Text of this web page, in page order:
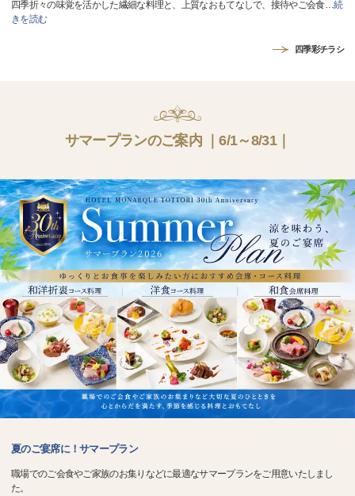
四季折々の味覚を活かした繊細な料理と、上質なおもてなしで、接待やご会食…続
きを読む
四季彩チラシ
サマープランのご案内 ｜6/1～8/31｜
夏のご宴席に！サマープラン
職場でのご会食やご家族のお集りなどに最適なサマープランをご用意いたしまし
た。